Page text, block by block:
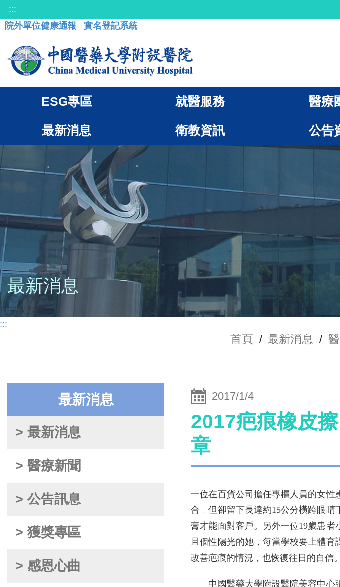
:::
院外單位健康通報
實名登記系統
ESG專區 就醫服務 醫療
最新消息 衛教資訊 公告
最新消息
:::
首頁 / 最新消息 /
最新消息
> 最新消息
> 醫療新聞
> 公告訊息
> 獲獎專區
> 感恩心曲
2017/1/4
2017疤痕橡皮
章
一位在百貨公司擔任專櫃人員的女性
合，但卻留下長達約15公分橫跨眼
膏才能面對客戶。另外一位19歲患
且個性陽光的她，每當學校要上體
改善疤痕的情況，也恢復往日的自信。
中國醫藥大學附設醫院美容中心張